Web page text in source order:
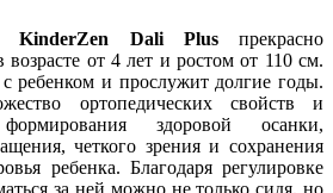
KinderZen Dali Plusпрекрасно
возрасте от 4 лет и ростом от 110 см.
ребенком и прослужит долгие годы.
ортопедических свойств и
здоровой осанки,
четкого зрения и сохранения
ребенка. Благодаря регулировке
за ней можно не только сидя, но